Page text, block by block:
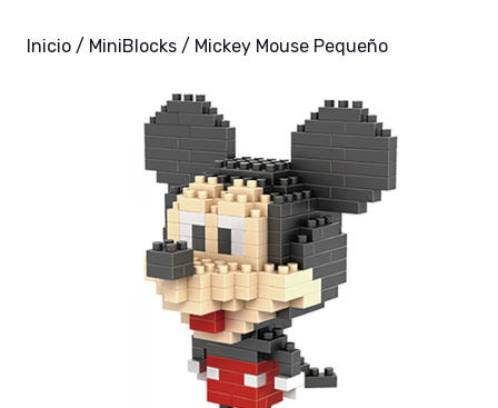
Inicio / MiniBlocks / Mickey Mouse Pequeño